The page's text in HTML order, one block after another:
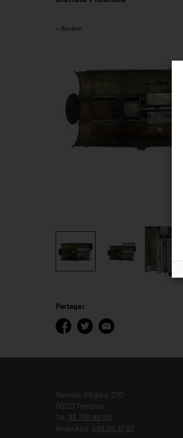
< Revenir
Partager
Rambla d'Ègara, 270
08221 Terrassa
Tel. 93 736 89 66
WhatsApp: 638 68 37 97